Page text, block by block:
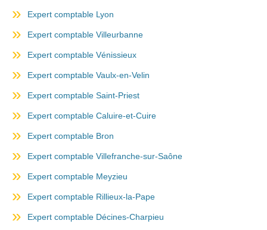
Expert comptable Lyon
Expert comptable Villeurbanne
Expert comptable Vénissieux
Expert comptable Vaulx-en-Velin
Expert comptable Saint-Priest
Expert comptable Caluire-et-Cuire
Expert comptable Bron
Expert comptable Villefranche-sur-Saône
Expert comptable Meyzieu
Expert comptable Rillieux-la-Pape
Expert comptable Décines-Charpieu